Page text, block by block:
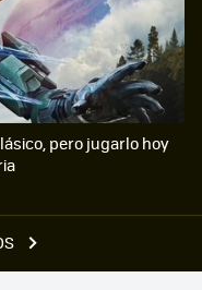
pero jugarlo hoy